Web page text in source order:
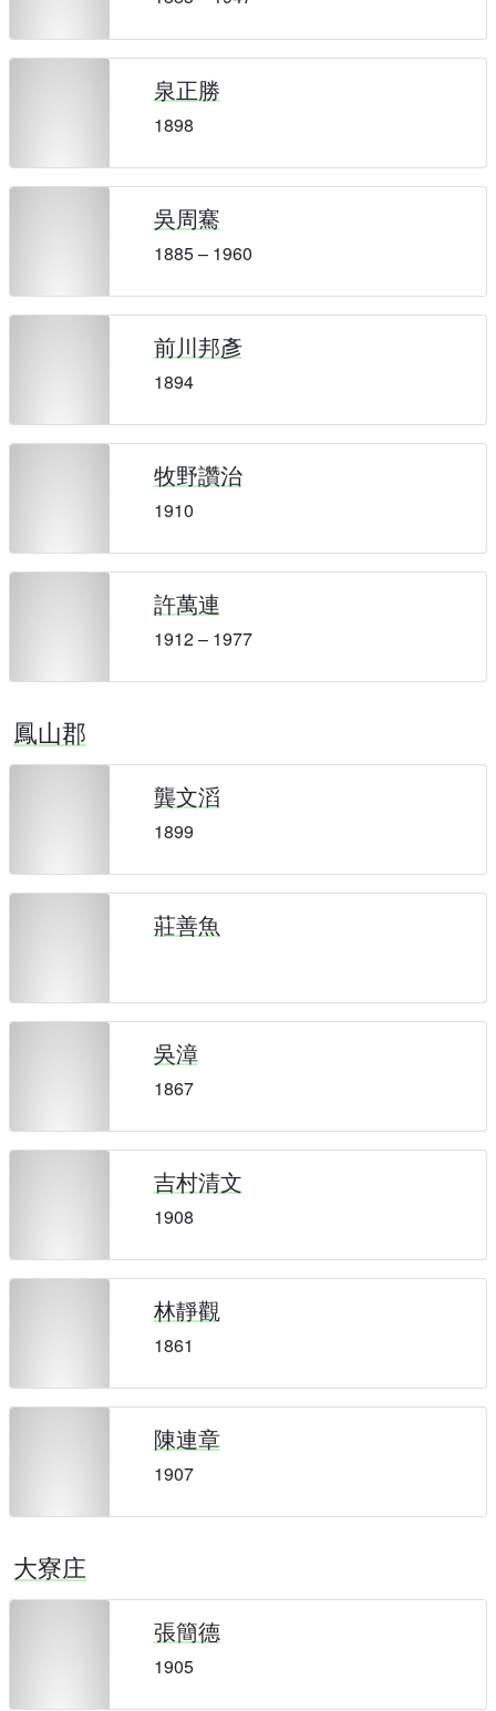
泉正勝
1898
吳周騫
1885 – 1960
前川邦彥
1894
牧野讚治
1910
許萬連
1912 – 1977
鳳山郡
龔文滔
1899
莊善魚
吳漳
1867
吉村清文
1908
林靜觀
1861
陳連章
1907
大寮庄
張簡德
1905